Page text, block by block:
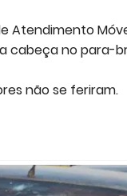
cabeça no para-
não se feriram.